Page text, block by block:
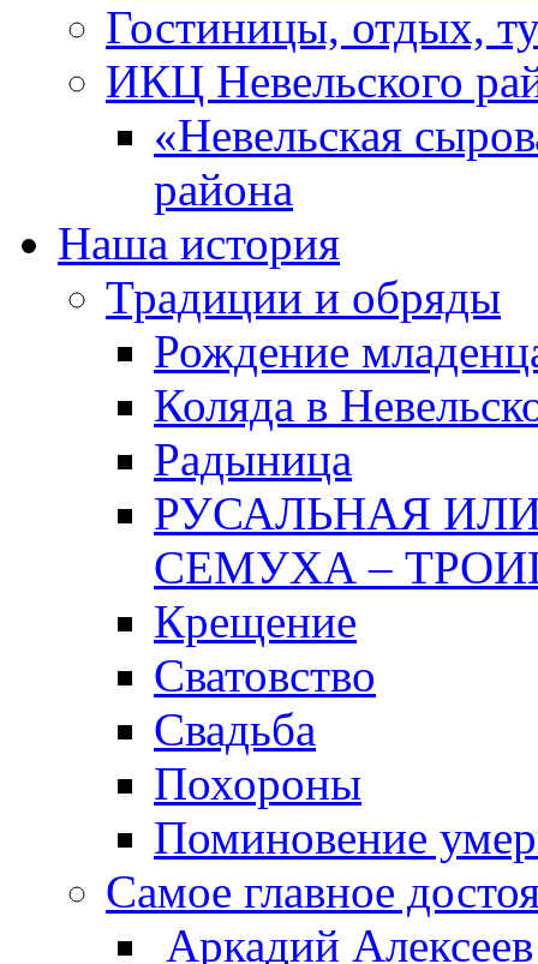
Гостиницы, отдых,
ИКЦ Невельского
«Невельская
района
Наша история
Традиции и обряды
Рождение
Коляда в
Радыница
РУСАЛЬНАЯ
СЕМУХА –
Крещение
Сватовство
Свадьба
Похороны
Поминовение
Самое главное
Аркадий Алексеев